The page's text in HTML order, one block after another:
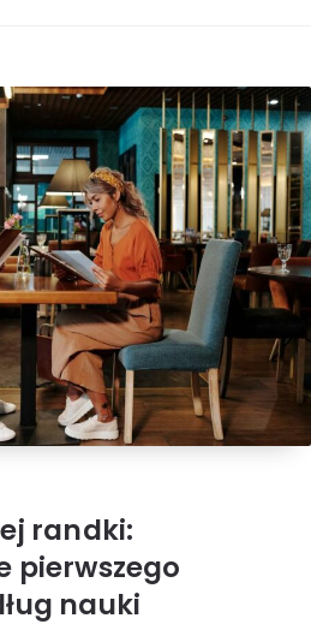
randki:
pierwszego
nauki